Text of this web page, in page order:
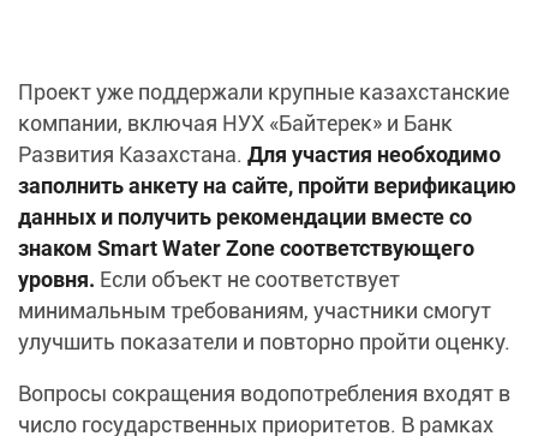
Проект уже поддержали крупные казахстанские
компании, включая НУХ «Байтерек» и Банк
Развития Казахстана. Для участия необходимо
заполнить анкету на сайте, пройти верификацию
данных и получить рекомендации вместе со
знаком Smart Water Zone соответствующего
уровня. Если объект не соответствует
минимальным требованиям, участники смогут
улучшить показатели и повторно пройти оценку.
Вопросы сокращения водопотребления входят в
число государственных приоритетов. В рамках